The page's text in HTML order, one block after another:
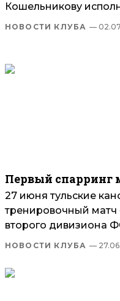
Кошельникову
НОВОСТИ КЛУБА —
Первый спарринг
27 июня тульские
тренировочный матч
второго дивизиона
НОВОСТИ КЛУБА —